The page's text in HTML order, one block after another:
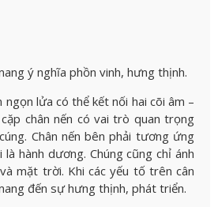
ý nghĩa phồn vinh, hưng thịnh.
lửa có thể kết nối hai cõi âm –
chân nến có vai trò quan trọng
Chân nến bên phải tương ứng
hành dương. Chúng cũng chỉ ánh
mặt trời. Khi các yếu tố trên cân
đến sự hưng thịnh, phát triển.